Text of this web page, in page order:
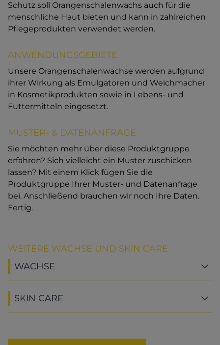
Schutz soll Orangenschalenwachs auch für die
menschliche Haut bieten und kann in zahlreichen
Pflegeprodukten verwendet werden.
ANWENDUNGSGEBIETE
Unsere Orangenschalenwachse werden aufgrund
ihrer Wirkung als Emulgatoren und Weichmacher
in Kosmetikprodukten sowie in Lebens- und
Futtermitteln eingesetzt.
MUSTER- & DATENANFRAGE
Sie möchten mehr über diese Produktgruppe
erfahren? Sich vielleicht ein Muster zuschicken
lassen? Mit einem Klick fügen Sie die
Produktgruppe Ihrer Muster- und Datenanfrage
bei. Anschließend brauchen wir noch Ihre Daten.
Fertig.
WEITERE WACHSE UND SKIN CARE
WACHSE
SKIN CARE